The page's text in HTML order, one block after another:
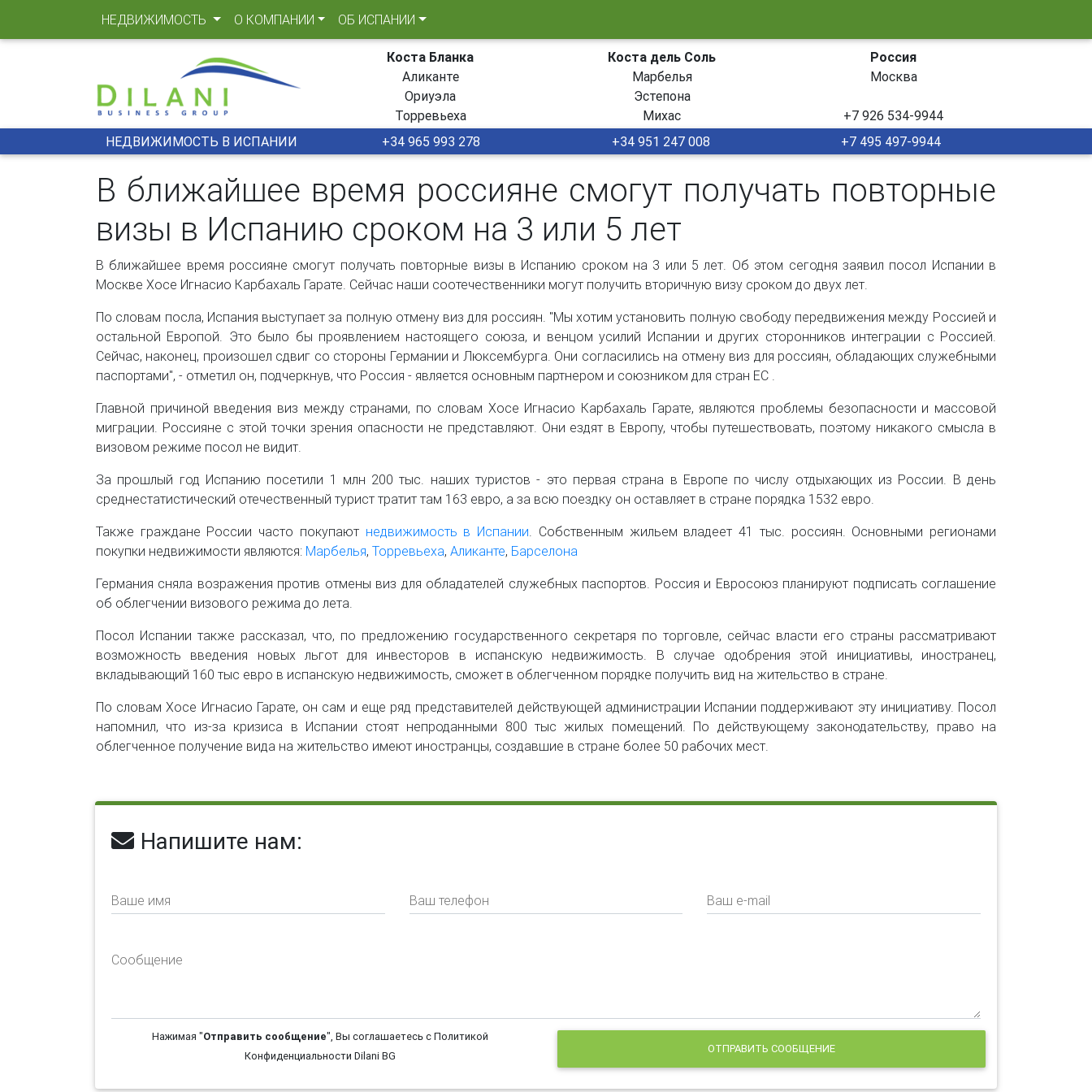
НЕДВИЖИМОСТЬ (CURRENT)
О КОМПАНИИ ОБ ИСПАНИИ
Коста Бланка
Аликанте
Ориуэла
Торревьеха
Коста дель Соль
Марбелья
Эстепона
Михас
Россия
Москва
+7 926 534-9944
НЕДВИЖИМОСТЬ В ИСПАНИИ
+34 965 993 278 +34 951 247 008 +7 495 497-9944
В ближайшее время россияне смогут получать повторные
визы в Испанию сроком на 3 или 5 лет
В ближайшее время россияне смогут получать повторные визы в Испанию сроком на 3 или 5 лет. Об этом сегодня заявил посол Испании в
Москве Хосе Игнасио Карбахаль Гарате. Сейчас наши соотечественники могут получить вторичную визу сроком до двух лет.
По словам посла, Испания выступает за полную отмену виз для россиян. "Мы хотим установить полную свободу передвижения между Россией и
остальной Европой. Это было бы проявлением настоящего союза, и венцом усилий Испании и других сторонников интеграции с Россией.
Сейчас, наконец, произошел сдвиг со стороны Германии и Люксембурга. Они согласились на отмену виз для россиян, обладающих служебными
паспортами", - отметил он, подчеркнув, что Россия - является основным партнером и союзником для стран ЕС .
Главной причиной введения виз между странами, по словам Хосе Игнасио Карбахаль Гарате, являются проблемы безопасности и массовой
миграции. Россияне с этой точки зрения опасности не представляют. Они ездят в Европу, чтобы путешествовать, поэтому никакого смысла в
визовом режиме посол не видит.
За прошлый год Испанию посетили 1 млн 200 тыс. наших туристов - это первая страна в Европе по числу отдыхающих из России. В день
среднестатистический отечественный турист тратит там 163 евро, а за всю поездку он оставляет в стране порядка 1532 евро.
Также граждане России часто покупают недвижимость в Испании. Cобственным жильем владеет 41 тыс. россиян. Основными регионами
покупки недвижимости являются: Марбелья, Торревьеха, Аликанте, Барселона
Германия сняла возражения против отмены виз для обладателей служебных паспортов. Россия и Евросоюз планируют подписать соглашение
об облегчении визового режима до лета.
Посол Испании также рассказал, что, по предложению государственного секретаря по торговле, сейчас власти его страны рассматривают
возможность введения новых льгот для инвесторов в испанскую недвижимость. В случае одобрения этой инициативы, иностранец,
вкладывающий 160 тыс евро в испанскую недвижимость, сможет в облегченном порядке получить вид на жительство в стране.
По словам Хосе Игнасио Гарате, он сам и еще ряд представителей действующей администрации Испании поддерживают эту инициативу. Посол
напомнил, что из-за кризиса в Испании стоят непроданными 800 тыс жилых помещений. По действующему законодательству, право на
облегченное получение вида на жительство имеют иностранцы, создавшие в стране более 50 рабочих мест.
Напишите нам:
Ваше имя Ваш телефон Ваш e-mail
Сообщение
Нажимая "Отправить сообщение", Вы соглашаетесь с Политикой
Конфиденциальности Dilani BG
ОТПРАВИТЬ СООБЩЕНИЕ